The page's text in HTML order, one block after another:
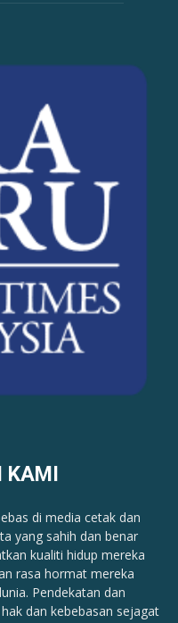
di media cetak dan
yang sahih dan benar
kualiti hidup mereka
rasa hormat mereka
Pendekatan dan
dan kebebasan sejagat